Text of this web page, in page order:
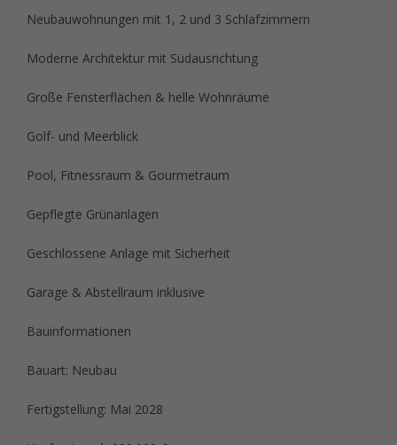
Neubauwohnungen mit 1, 2 und 3 Schlafzimmern
Moderne Architektur mit Südausrichtung
Große Fensterflächen & helle Wohnräume
Golf- und Meerblick
Pool, Fitnessraum & Gourmetraum
Gepflegte Grünanlagen
Geschlossene Anlage mit Sicherheit
Garage & Abstellraum inklusive
Bauinformationen
Bauart: Neubau
Fertigstellung: Mai 2028